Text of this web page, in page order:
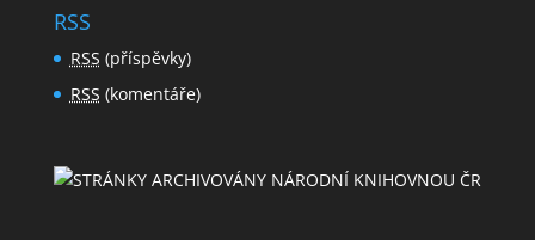
RSS
RSS (příspěvky)
RSS (komentáře)